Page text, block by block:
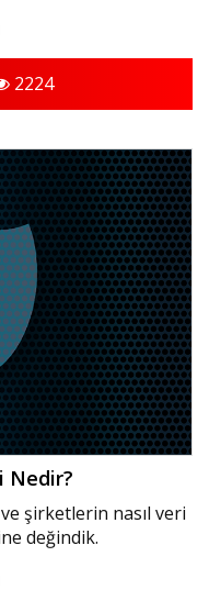
2224
Nedir?
şirketlerin nasıl veri
değindik.